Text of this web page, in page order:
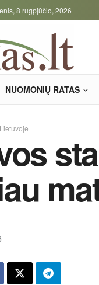
8 rugpjūčio, 2026
NUOMONIŲ RATAS
Lietuvoje